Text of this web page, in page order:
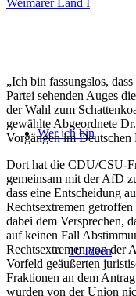
Wer ich bin
10 Ideen
„Ich bin fassungslos,
Partei sehenden Auges
der Wahl zum
gewählte Abgeordnete
Vorgängen im Deutschen
Dort hat die CDU/CSU-
gemeinsam mit der AfD
dass eine Entscheidung
Rechtsextremen
dabei dem Versprechen,
auf keinen Fall
Rechtsextremen von der
Vorfeld geäußerten
Fraktionen an dem
wurden von der Union